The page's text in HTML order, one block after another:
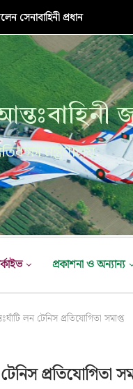
সেনাবাহিনী প্রধান
মন্ত্রণালয়
প্রকাশনা ও অন্যান্য
লন টেনিস প্রতিযোগিতা সমাপ্ত
প্রতিযোগিতা